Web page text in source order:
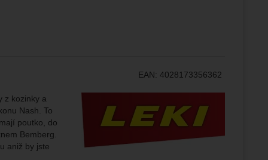
EAN: 4028173356362
z kozinky a
Nash. To
poutko, do
Bemberg.
aniž by jste